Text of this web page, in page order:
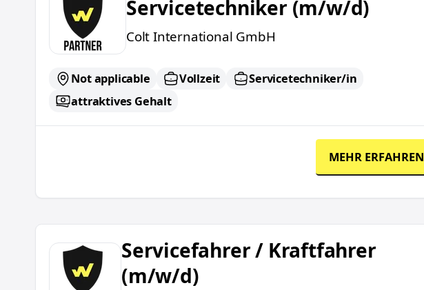
Servicetechniker (m/w/d)
Colt International GmbH
Not applicable Vollzeit
Servicetechniker/in
attraktives Gehalt
MEHR ERFAHREN
Servicefahrer / Kraftfahrer (m/w/d)
Servicefahrer / Kraftfahrer
(m/w/d)